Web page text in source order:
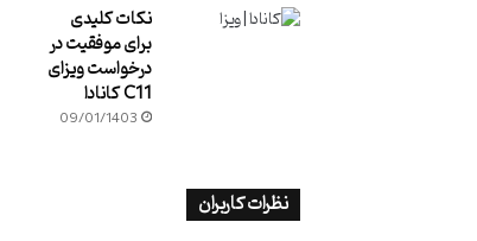
نکات کلیدی
برای موفقیت در
درخواست ویزای
C11 کانادا
09/01/1403
نظرات کاربران